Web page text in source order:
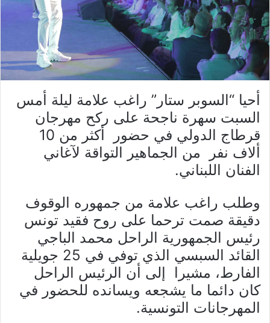
أحيا “السوبر ستار” راغب علامة ليلة أمس
السبت سهرة ناجحة على ركح مهرجان
قرطاج الدولي في حضور أكثر من 10
ألاف نفر من الجماهير التواقة لآغاني
الفنان اللبناني.
وطلب راغب علامة من جمهوره الوقوف
دقيقة صمت ترحما على روح فقيد تونس
رئيس الجمهورية الراحل محمد الباجي
القائد السبسي الذي توفي في 25 جويلية
الفارط، مشيرا إلى أن الرئيس الراحل
كان دائما ما يشجعه ويسانده للحضور في
المهرجانات التونسية.